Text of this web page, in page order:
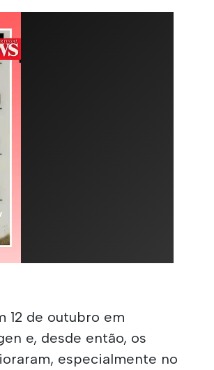
12 de outubro em
e, desde então, os
especialmente no